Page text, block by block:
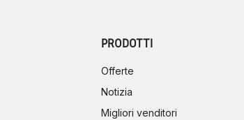
PRODOTTI
Offerte
Notizia
Migliori venditori